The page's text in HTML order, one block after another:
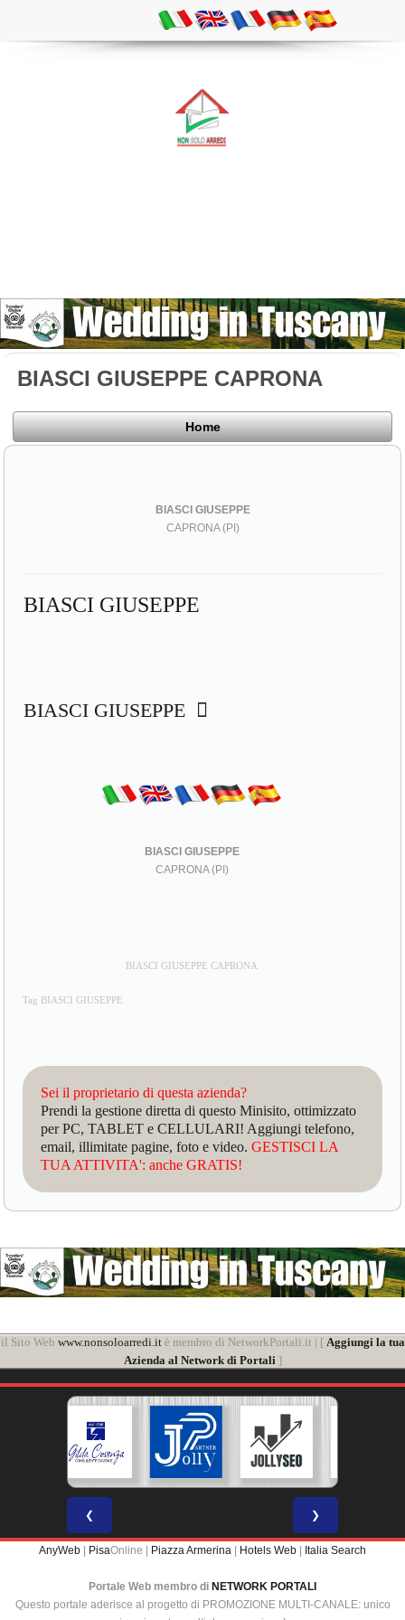
BIASCI GIUSEPPE CAPRONA
Home
BIASCI GIUSEPPE
CAPRONA (PI)
BIASCI GIUSEPPE
BIASCI GIUSEPPE
BIASCI GIUSEPPE
CAPRONA (PI)
BIASCI GIUSEPPE CAPRONA
Tag BIASCI GIUSEPPE
Sei il proprietario di questa azienda?
Prendi la gestione diretta di questo Minisito, ottimizzato
per PC, TABLET e CELLULARI! Aggiungi telefono,
email, illimitate pagine, foto e video.GESTISCI LA
TUA ATTIVITA': anche GRATIS!
il Sito Web www.nonsoloarredi.itè membro di NetworkPortali.it | [ Aggiungi la tua
Azienda al Network di Portali]
❮ ❯
AnyWeb PisaOnline | Piazza Armerina Hotels Web Italia Search
Portale Web membro di NETWORK PORTALI
Questo portale aderisce al progetto di PROMOZIONE MULTI-CANALE: unico